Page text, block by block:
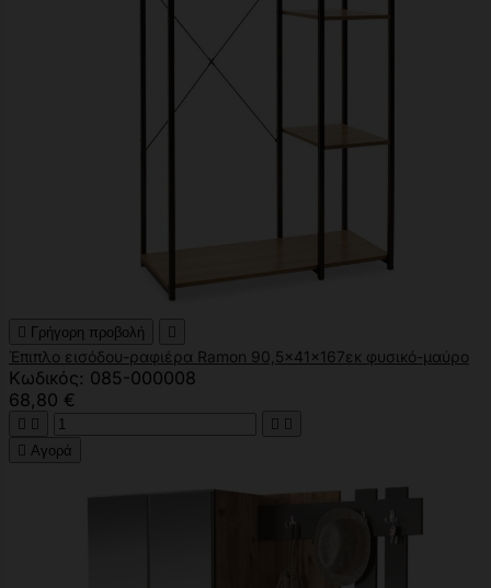
 Γρήγορη προβολή 
Έπιπλο εισόδου-ραφιέρα Ramon 90,5x41x167εκ φυσικό-μαύρο
Κωδικός: 085-000008
68,80 €
   
 Αγορά